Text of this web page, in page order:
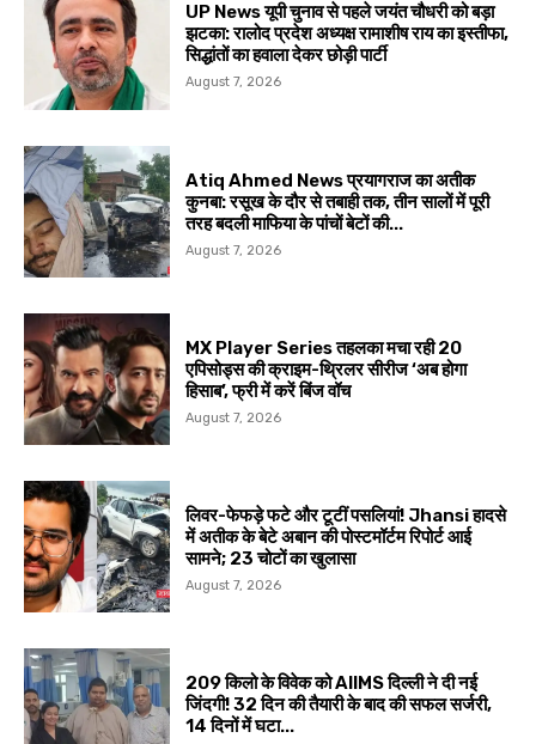
UP News यूपी चुनाव से पहले जयंत चौधरी को बड़ा
झटका: रालोद प्रदेश अध्यक्ष रामाशीष राय का इस्तीफा,
सिद्धांतों का हवाला देकर छोड़ी पार्टी
August 7, 2026
Atiq Ahmed News प्रयागराज का अतीक
कुनबा: रसूख के दौर से तबाही तक, तीन सालों में पूरी
तरह बदली माफिया के पांचों बेटों की...
August 7, 2026
MX Player Series तहलका मचा रही 20
एपिसोड्स की क्राइम-थ्रिलर सीरीज ‘अब होगा
हिसाब’, फ्री में करें बिंज वॉच
August 7, 2026
लिवर-फेफड़े फटे और टूटीं पसलियां! Jhansi हादसे
में अतीक के बेटे अबान की पोस्टमॉर्टम रिपोर्ट आई
सामने; 23 चोटों का खुलासा
August 7, 2026
209 किलो के विवेक को AIIMS दिल्ली ने दी नई
जिंदगी! 32 दिन की तैयारी के बाद की सफल सर्जरी,
14 दिनों में घटा...